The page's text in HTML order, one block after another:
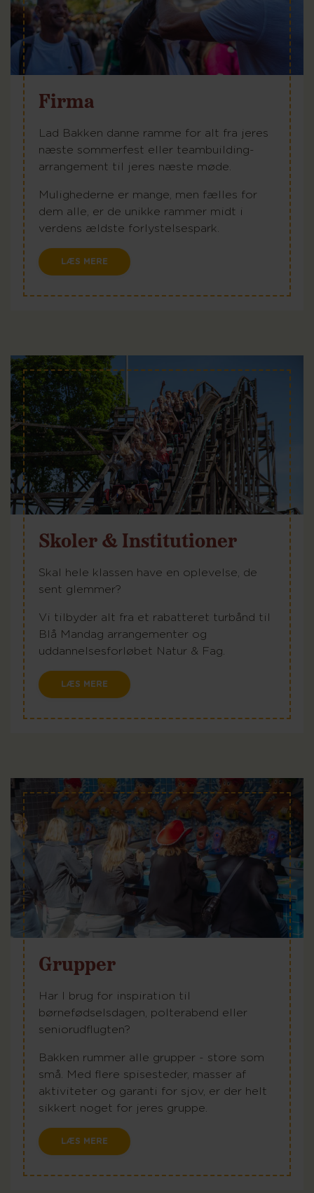
Firma
Lad Bakken danne ramme for alt fra jeres
næste sommerfest eller teambuilding-
arrangement til jeres næste møde.
Mulighederne er mange, men fælles for
dem alle, er de unikke rammer midt i
verdens ældste forlystelsespark.
LÆS MERE
Skoler & Institutioner
Skal hele klassen have en oplevelse, de
sent glemmer?
Vi tilbyder alt fra et rabatteret turbånd til
Blå Mandag arrangementer og
uddannelsesforløbet Natur & Fag.
LÆS MERE
Grupper
Har I brug for inspiration til
børnefødselsdagen, polterabend eller
seniorudflugten?
Bakken rummer alle grupper - store som
små. Med flere spisesteder, masser af
aktiviteter og garanti for sjov, er der helt
sikkert noget for jeres gruppe.
LÆS MERE